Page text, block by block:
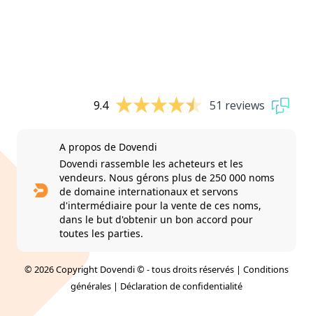
9.4 51 reviews
A propos de Dovendi
Dovendi rassemble les acheteurs et les
vendeurs. Nous gérons plus de 250 000 noms
de domaine internationaux et servons
d'intermédiaire pour la vente de ces noms,
dans le but d'obtenir un bon accord pour
toutes les parties.
© 2026 Copyright Dovendi © - tous droits réservés | Conditions
générales | Déclaration de confidentialité